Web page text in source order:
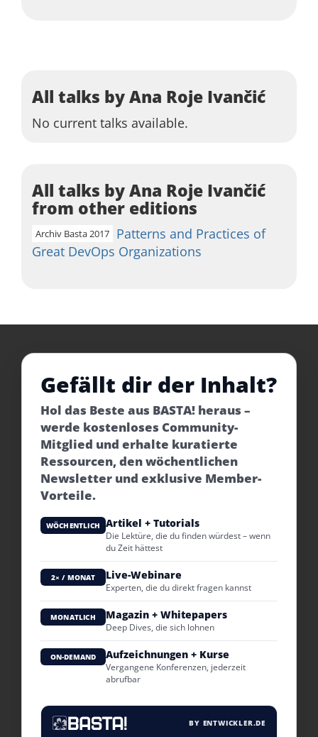
All talks by Ana Roje Ivančić
No current talks available.
All talks by Ana Roje Ivančić
from other editions
Archiv Basta 2017
Patterns and Practices of
Great DevOps Organizations
Gefällt dir der Inhalt?
Hol das Beste aus BASTA! heraus –
werde kostenloses Community-
Mitglied und erhalte kuratierte
Ressourcen, den wöchentlichen
Newsletter und exklusive Member-
Vorteile.
WÖCHENTLICH Artikel + Tutorials
Die Lektüre, die du finden würdest – wenn
du Zeit hättest
2× / MONAT Live-Webinare
Experten, die du direkt fragen kannst
MONATLICH Magazin + Whitepapers
Deep Dives, die sich lohnen
ON-DEMAND Aufzeichnungen + Kurse
Vergangene Konferenzen, jederzeit
abrufbar
BY ENTWICKLER.DE